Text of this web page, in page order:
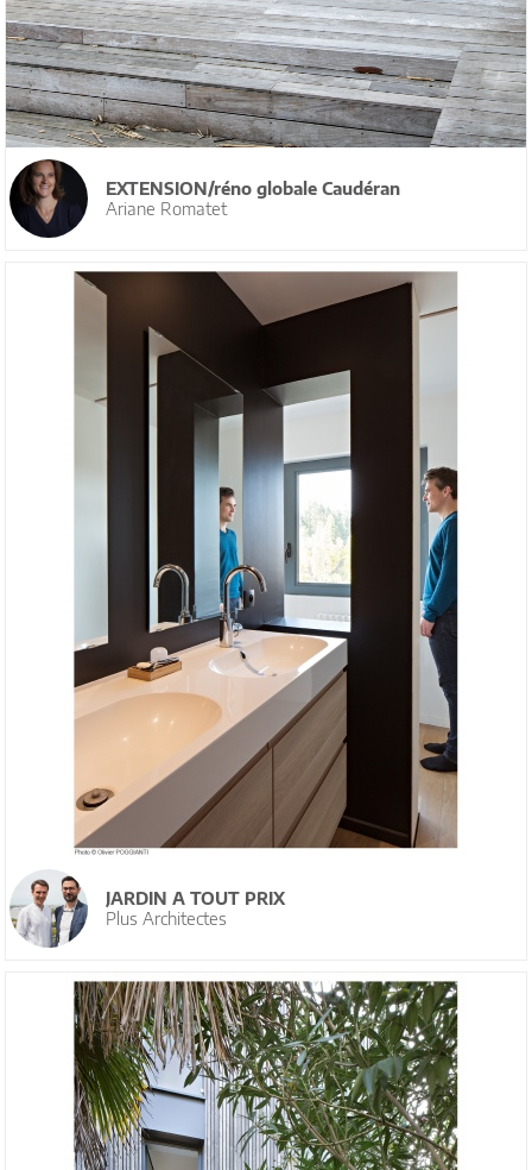
EXTENSION/réno globale Caudéran
Ariane Romatet
JARDIN A TOUT PRIX
Plus Architectes